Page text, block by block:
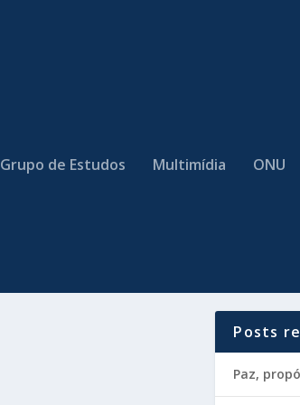
Grupo de Estudos Multimídia ONU
Posts
Paz,